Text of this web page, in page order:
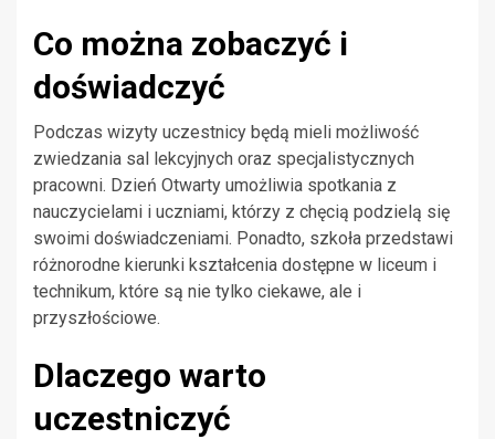
Co można zobaczyć i
doświadczyć
Podczas wizyty uczestnicy będą mieli możliwość
zwiedzania sal lekcyjnych oraz specjalistycznych
pracowni. Dzień Otwarty umożliwia spotkania z
nauczycielami i uczniami, którzy z chęcią podzielą się
swoimi doświadczeniami. Ponadto, szkoła przedstawi
różnorodne kierunki kształcenia dostępne w liceum i
technikum, które są nie tylko ciekawe, ale i
przyszłościowe.
Dlaczego warto
uczestniczyć